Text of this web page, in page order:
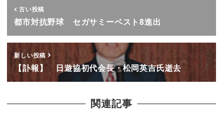
古い投稿
都市対抗野球 セガサミーベスト8進出
新しい投稿
【訃報】 日遊協初代会長・松岡英吉氏逝去
関連記事